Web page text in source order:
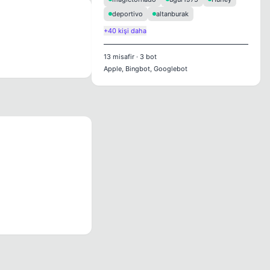
deportivo
altanburak
+40 kişi daha
13 misafir · 3 bot
Apple, Bingbot, Googlebot